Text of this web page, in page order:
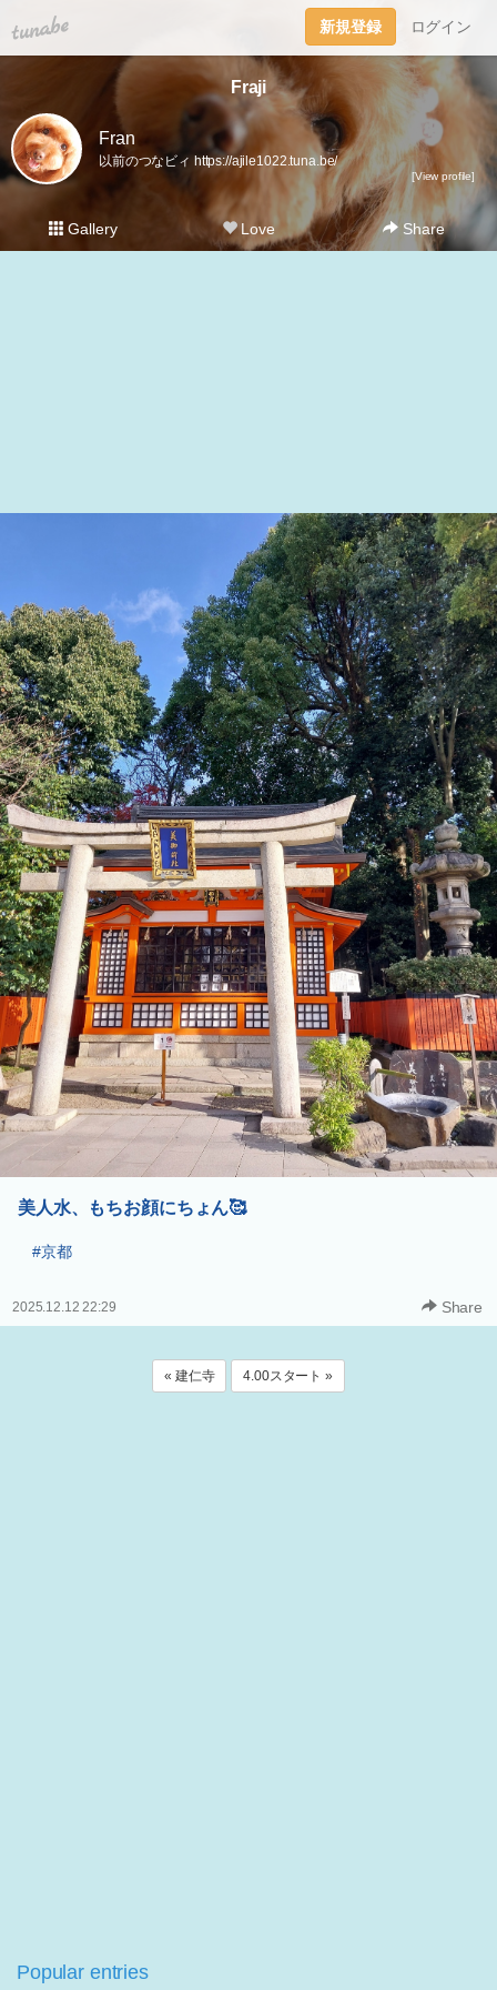
tuna.be 新規登録 ログイン
Fraji
Fran
以前のつなビィ https://ajile1022.tuna.be/
[View profile]
Gallery Love Share
美人水、もちお顔にちょん🥰
#京都
2025.12.12 22:29 Share
« 建仁寺 4.00スタート »
Popular entries